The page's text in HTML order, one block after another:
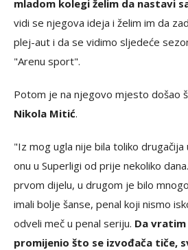
mladom kolegi želim da nastavi
vidi se njegova ideja i želim im da
plej-aut i da se vidimo sljedeće
"Arenu sport".
Potom je na njegovo mjesto došao
Nikola Mitić.
"Iz mog ugla nije bila toliko drugačija
onu u Superligi od prije nekoliko
prvom dijelu, u drugom je bilo
imali bolje šanse, penal koji nismo
odveli meč u penal seriju. Da vratim
promijenio što se izvođača tiče,